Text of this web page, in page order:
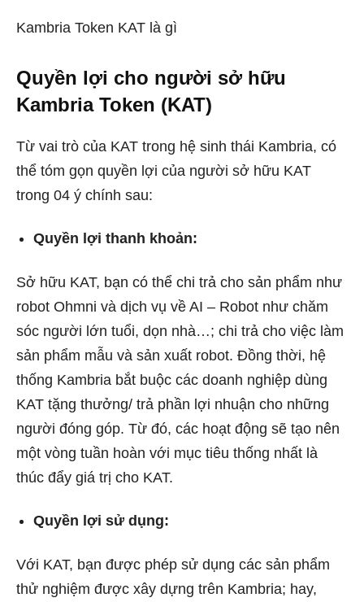
Kambria Token KAT là gì
Quyền lợi cho người sở hữu
Kambria Token (KAT)
Từ vai trò của KAT trong hệ sinh thái Kambria, có
thể tóm gọn quyền lợi của người sở hữu KAT
trong 04 ý chính sau:
Quyền lợi thanh khoản:
Sở hữu KAT, bạn có thể chi trả cho sản phẩm như
robot Ohmni và dịch vụ về AI – Robot như chăm
sóc người lớn tuổi, dọn nhà…; chi trả cho việc làm
sản phẩm mẫu và sản xuất robot. Đồng thời, hệ
thống Kambria bắt buộc các doanh nghiệp dùng
KAT tặng thưởng/ trả phần lợi nhuận cho những
người đóng góp. Từ đó, các hoạt động sẽ tạo nên
một vòng tuần hoàn với mục tiêu thống nhất là
thúc đẩy giá trị cho KAT.
Quyền lợi sử dụng:
Với KAT, bạn được phép sử dụng các sản phẩm
thử nghiệm được xây dựng trên Kambria; hay,